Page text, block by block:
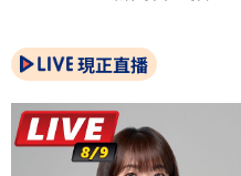
現正直播